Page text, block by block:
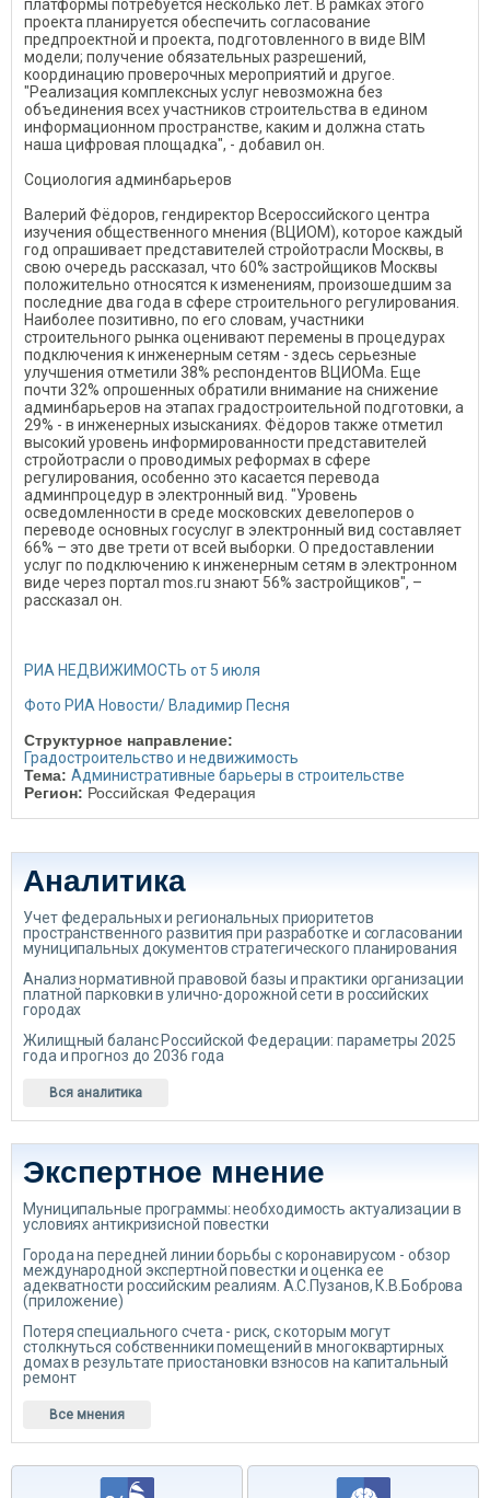
платформы потребуется несколько лет. В рамках этого
проекта планируется обеспечить согласование
предпроектной и проекта, подготовленного в виде BIM
модели; получение обязательных разрешений,
координацию проверочных мероприятий и другое.
"Реализация комплексных услуг невозможна без
объединения всех участников строительства в едином
информационном пространстве, каким и должна стать
наша цифровая площадка", - добавил он.
Социология админбарьеров
Валерий Фёдоров, гендиректор Всероссийского центра
изучения общественного мнения (ВЦИОМ), которое каждый
год опрашивает представителей стройотрасли Москвы, в
свою очередь рассказал, что 60% застройщиков Москвы
положительно относятся к изменениям, произошедшим за
последние два года в сфере строительного регулирования.
Наиболее позитивно, по его словам, участники
строительного рынка оценивают перемены в процедурах
подключения к инженерным сетям - здесь серьезные
улучшения отметили 38% респондентов ВЦИОМа. Еще
почти 32% опрошенных обратили внимание на снижение
админбарьеров на этапах градостроительной подготовки, а
29% - в инженерных изысканиях. Фёдоров также отметил
высокий уровень информированности представителей
стройотрасли о проводимых реформах в сфере
регулирования, особенно это касается перевода
админпроцедур в электронный вид. "Уровень
осведомленности в среде московских девелоперов о
переводе основных госуслуг в электронный вид составляет
66% – это две трети от всей выборки. О предоставлении
услуг по подключению к инженерным сетям в электронном
виде через портал mos.ru знают 56% застройщиков", –
рассказал он.
РИА НЕДВИЖИМОСТЬ от 5 июля
Фото РИА Новости/ Владимир Песня
Структурное направление:
Градостроительство и недвижимость
Тема: Административные барьеры в строительстве
Регион: Российская Федерация
Аналитика
Учет федеральных и региональных приоритетов
пространственного развития при разработке и согласовании
муниципальных документов стратегического планирования
Анализ нормативной правовой базы и практики организации
платной парковки в улично-дорожной сети в российских
городах
Жилищный баланс Российской Федерации: параметры 2025
года и прогноз до 2036 года
Вся аналитика
Экспертное мнение
Муниципальные программы: необходимость актуализации в
условиях антикризисной повестки
Города на передней линии борьбы с коронавирусом - обзор
международной экспертной повестки и оценка ее
адекватности российским реалиям. А.С.Пузанов, К.В.Боброва
(приложение)
Потеря специального счета - риск, с которым могут
столкнуться собственники помещений в многоквартирных
домах в результате приостановки взносов на капитальный
ремонт
Все мнения